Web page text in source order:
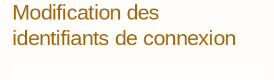
Modification des
identifiants de connexion